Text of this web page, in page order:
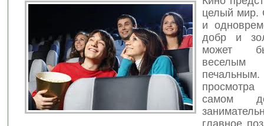
целый мир.
и
добр и
может
самом
главное